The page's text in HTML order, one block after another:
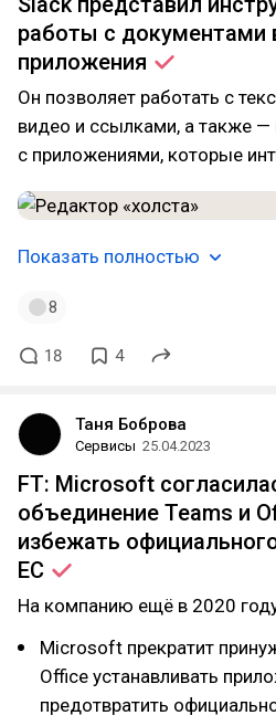
работы с документами
приложения
Он позволяет работать с
видео и ссылками, а также —
с приложениями, которые
Показать полностью
8
18 4
Таня Боброва
Сервисы 25.04.2023
FT: Microsoft
объединение Teams и
избежать
ЕС
На компанию ещё в 2020
Microsoft прекратит
Office устанавливать
предотвратить